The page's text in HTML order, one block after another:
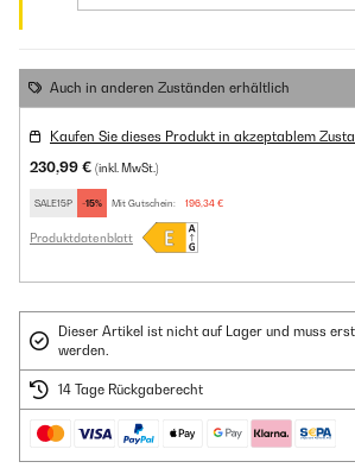
Auch in anderen Zuständen erhältlich
Kaufen Sie dieses Produkt in akzeptablem
230,99 € (inkl. MwSt.)
SALE15P -15% Mit Gutschein: 196,34 €
Produktdatenblatt
Dieser Artikel ist nicht auf Lager und muss
werden.
14 Tage Rückgaberecht